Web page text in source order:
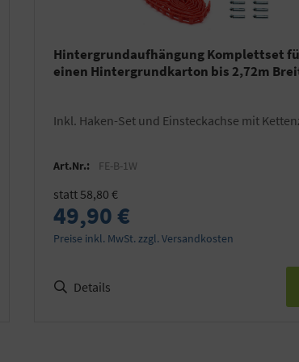
Hintergrundaufhängung Komplettset
einen Hintergrundkarton bis 2,72m
inkl. Haken-Set und Einsteckachse mit
Art.Nr.: FE-B-1W
statt 58,80 €
49,90 €
Preise inkl. MwSt. zzgl. Versandkosten
Details